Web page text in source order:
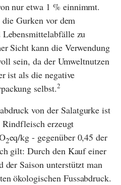
nur etwa 1 % einnimmt.
Gurken vor dem
Lebensmittelabfälle zu
Sicht kann die Verwendung
sein, da der Umweltnutzen
ist als die negative
selbst.2
von der Salatgurke ist
erzeugt
2eq/kg - gegenüber 0,45 der
gilt: Durch den Kauf einer
der Saison unterstützt man
ökologischen Fussabdruck.